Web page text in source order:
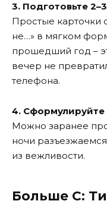
3. Подготовьте
Простые карточки
не…» в мягком
прошедший год –
вечер не
телефона.
4.
Можно заранее
ночи
из вежливости.
Больше C: